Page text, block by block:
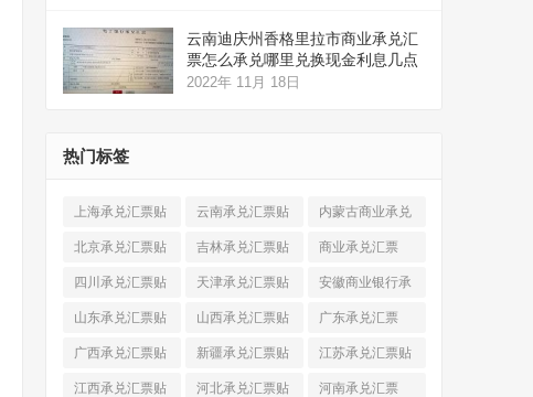
云南迪庆州香格里拉市商业承兑汇
票怎么承兑哪里兑换现金利息几点
2022年 11月 18日
热门标签
上海承兑汇票贴
现(520)
云南承兑汇票贴
现(324)
内蒙古商业承兑
汇票(316)
北京承兑汇票贴
现 (912)
吉林承兑汇票贴
现(123)
商业承兑汇票
(225)
四川承兑汇票贴
现(790)
天津承兑汇票贴
现(242)
安徽商业银行承
兑汇票 (565)
山东承兑汇票贴
现(874)
山西承兑汇票贴
现(463)
广东承兑汇票
(979)
广西承兑汇票贴
现(278)
新疆承兑汇票贴
现(264)
江苏承兑汇票贴
现(774)
江西承兑汇票贴
河北承兑汇票贴
河南承兑汇票